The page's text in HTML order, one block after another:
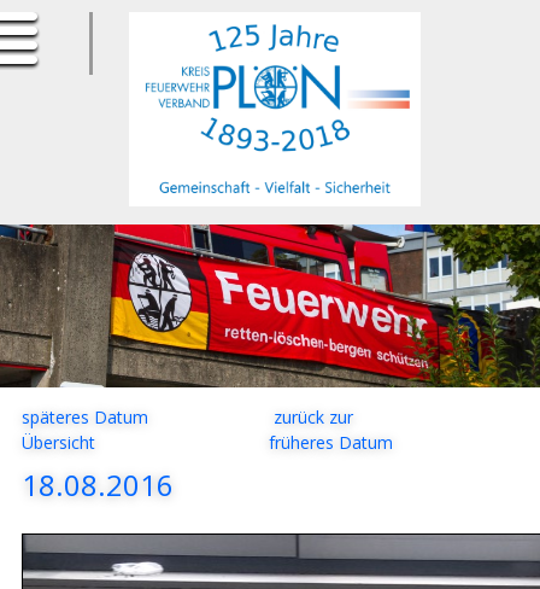
ErfurtApotheke.com
späteres Datum
zurück zur
Übersicht
früheres Datum
18.08.2016